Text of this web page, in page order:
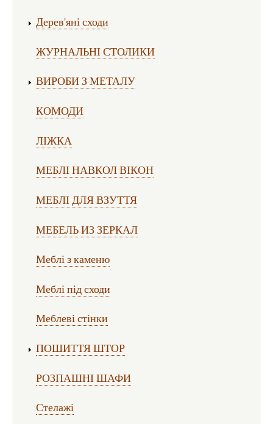
Дерев'яні сходи
ЖУРНАЛЬНІ СТОЛИКИ
ВИРОБИ З МЕТАЛУ
КОМОДИ
ЛІЖКА
МЕБЛІ НАВКОЛ ВІКОН
МЕБЛІ ДЛЯ ВЗУТТЯ
МЕБЕЛЬ ИЗ ЗЕРКАЛ
Меблі з каменю
Меблі під сходи
Меблеві стінки
ПОШИТТЯ ШТОР
РОЗПАШНІ ШАФИ
Стелажі